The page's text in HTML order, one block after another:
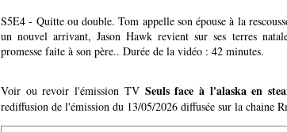
S5E4 - Quitte ou double. Tom appelle son épouse à la
un nouvel arrivant, Jason Hawk revient sur ses terres
promesse faite à son père.. Durée de la vidéo : 42 minutes.
Voir ou revoir l'émission TV Seuls face à l'alaska en
rediffusion de l'émission du 13/05/2026 diffusée sur la chaine